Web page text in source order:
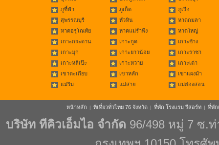
ภูชี้ฟ้า
ภูเก็ต
ภูเรือ
สุพรรณบุรี
หัวหิน
หาดกมลา
หาดอรุโณทัย
หาดแม่รำพึง
หาดใหญ่
เกาะกระดาน
เกาะกูด
เกาะช้าง
เกาะมุก
เกาะยาวน้อย
เกาะราชา
เกาะหลีเป๊ะ
เกาะหวาย
เกาะเต่า
เขาตะเกียบ
เขาหลัก
เขาแผงม้า
แม่ริม
แม่สาย แม่ฮ่องสอน
หน้าหลัก | ที่เที่ยวทั่วไทย 76 จังหวัด | ที่พัก โรงแรม รีสอร์ท | ที่พัก
บริษัท ทีคิวเอ็มไอ จำกัด 96/498 หมู่ 7 ซ.